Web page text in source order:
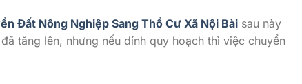
Đất Nông Nghiệp Sang Thổ Cư Xã Nội Bàisau này
tăng lên, nhưng nếu dính quy hoạch thì việc chuyển